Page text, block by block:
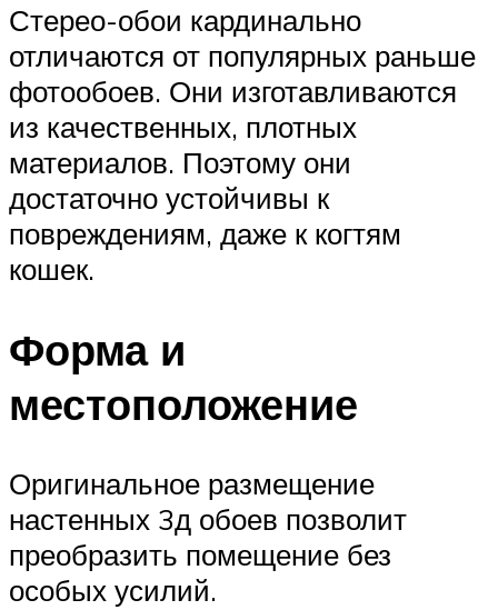
Стерео-обои кардинально
отличаются от популярных раньше
фотообоев. Они изготавливаются
из качественных, плотных
материалов. Поэтому они
достаточно устойчивы к
повреждениям, даже к когтям
кошек.
Форма и
местоположение
Оригинальное размещение
настенных 3д обоев позволит
преобразить помещение без
особых усилий.